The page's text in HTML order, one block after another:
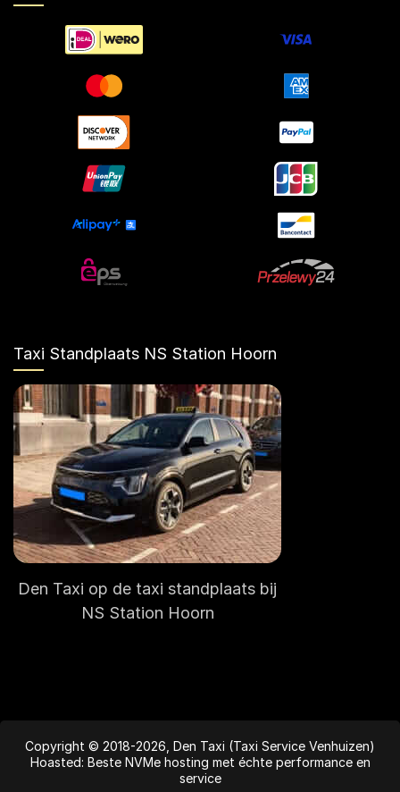
Taxi Standplaats NS Station Hoorn
Den Taxi op de taxi standplaats bij
NS Station Hoorn
Copyright © 2018-2026, Den Taxi (Taxi Service Venhuizen)
Hoasted: Beste NVMe hosting met échte performance en
service